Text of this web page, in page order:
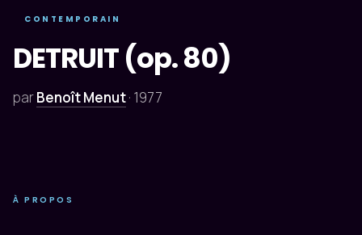
CONTEMPORAIN
DETRUIT (op. 80)
parBenoît Menut· 1977
À PROPOS